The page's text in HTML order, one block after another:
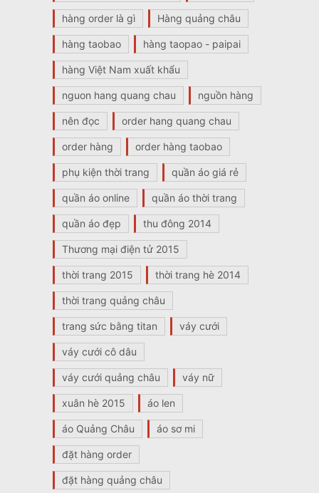
hàng order là gì Hàng quảng châu
hàng taobao hàng taopao - paipai
hàng Việt Nam xuất khẩu
nguon hang quang chau nguồn hàng
nên đọc order hang quang chau
order hàng order hàng taobao
phụ kiện thời trang quần áo giá rẻ
quần áo online quần áo thời trang
quần áo đẹp thu đông 2014
Thương mại điện tử 2015
thời trang 2015 thời trang hè 2014
thời trang quảng châu
trang sức bằng titan váy cưới
váy cưới cô dâu
váy cưới quảng châu váy nữ
xuân hè 2015 áo len
áo Quảng Châu áo sơ mi
đặt hàng order
đặt hàng quảng châu